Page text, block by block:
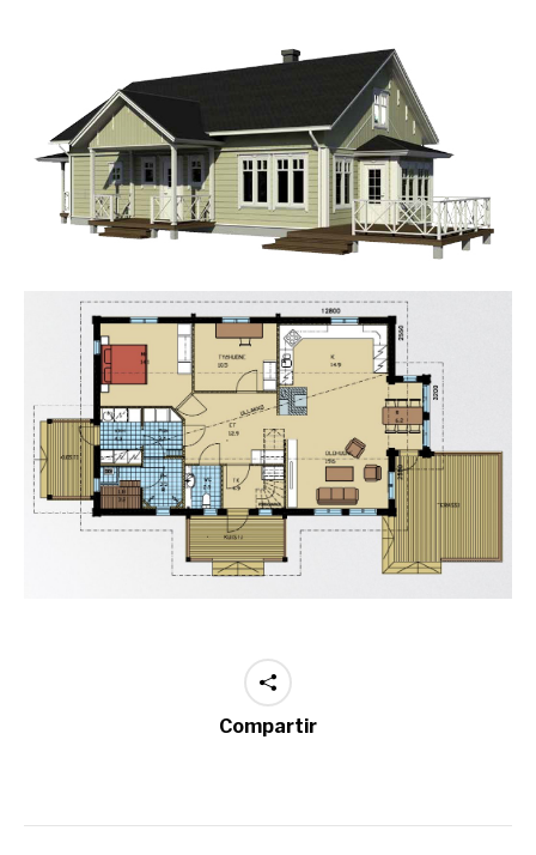
Compartir